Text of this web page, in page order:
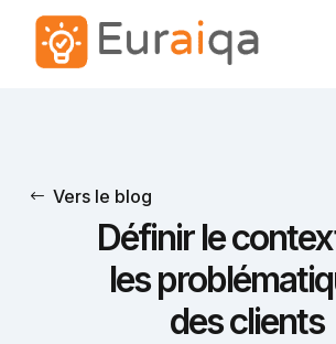
Vers le blog
Définir le
les
des clients